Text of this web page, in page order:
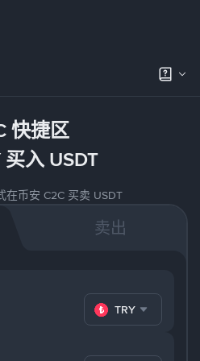
快捷区
买入 USDT
在币安 C2C 买卖 USDT
卖出
TRY